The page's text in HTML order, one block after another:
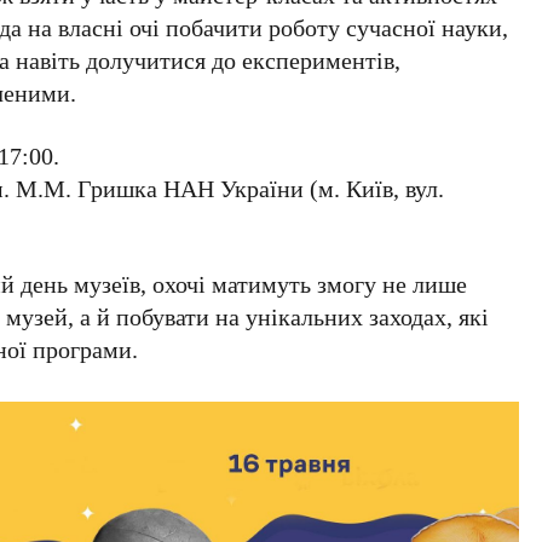
на власні очі побачити роботу сучасної науки,
навіть долучитися до експериментів,
.
М.М. Гришка НАН України (м. Київ, вул.
день музеїв, охочі матимуть змогу не лише
а й побувати на унікальних заходах, які
програми.